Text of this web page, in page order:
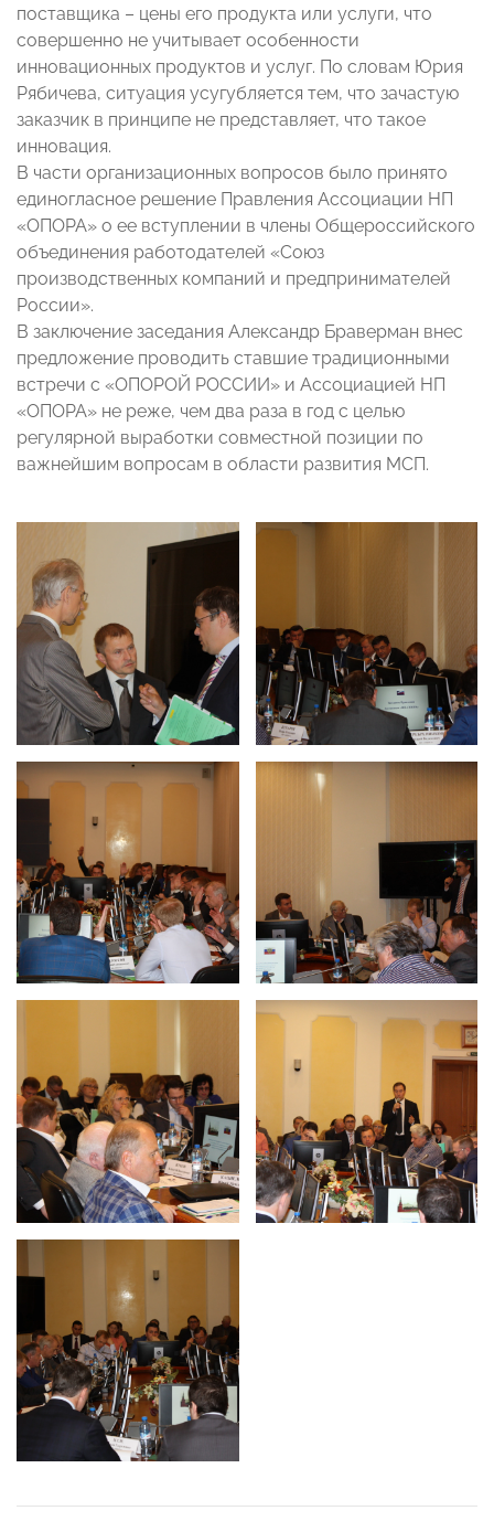
поставщика – цены его продукта или услуги, что
совершенно не учитывает особенности
инновационных продуктов и услуг. По словам Юрия
Рябичева, ситуация усугубляется тем, что зачастую
заказчик в принципе не представляет, что такое
инновация.
В части организационных вопросов было принято
единогласное решение Правления Ассоциации НП
«ОПОРА» о ее вступлении в члены Общероссийского
объединения работодателей «Союз
производственных компаний и предпринимателей
России».
В заключение заседания Александр Браверман внес
предложение проводить ставшие традиционными
встречи с «ОПОРОЙ РОССИИ» и Ассоциацией НП
«ОПОРА» не реже, чем два раза в год с целью
регулярной выработки совместной позиции по
важнейшим вопросам в области развития МСП.